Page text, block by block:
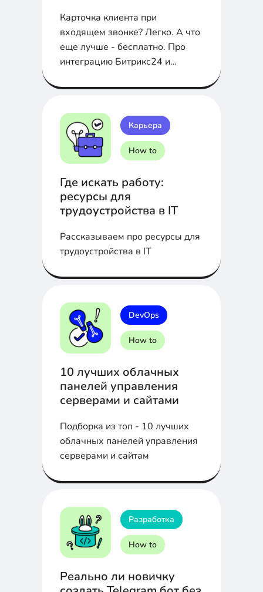
Карточка клиента при
входящем звонке? Легко. А что
еще лучше - бесплатно. Про
интеграцию Битрикс24 и
Карьера
How to
Где искать работу:
ресурсы для
трудоустройства в IT
Рассказываем про ресурсы для
трудоустройства в IT
DevOps
How to
10 лучших облачных
панелей управления
серверами и сайтами
Подборка из топ - 10 лучших
облачных панелей управления
серверами и сайтам
Разработка
How to
Реально ли новичку